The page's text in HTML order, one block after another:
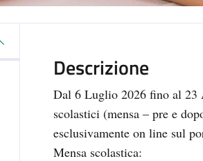
Descrizione
Dal 6 Luglio 2026 fino al 23
scolastici (mensa – pre e
esclusivamente on line sul
Mensa scolastica: